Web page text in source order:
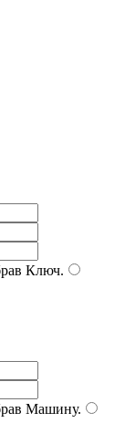
Ключ.
Машину.